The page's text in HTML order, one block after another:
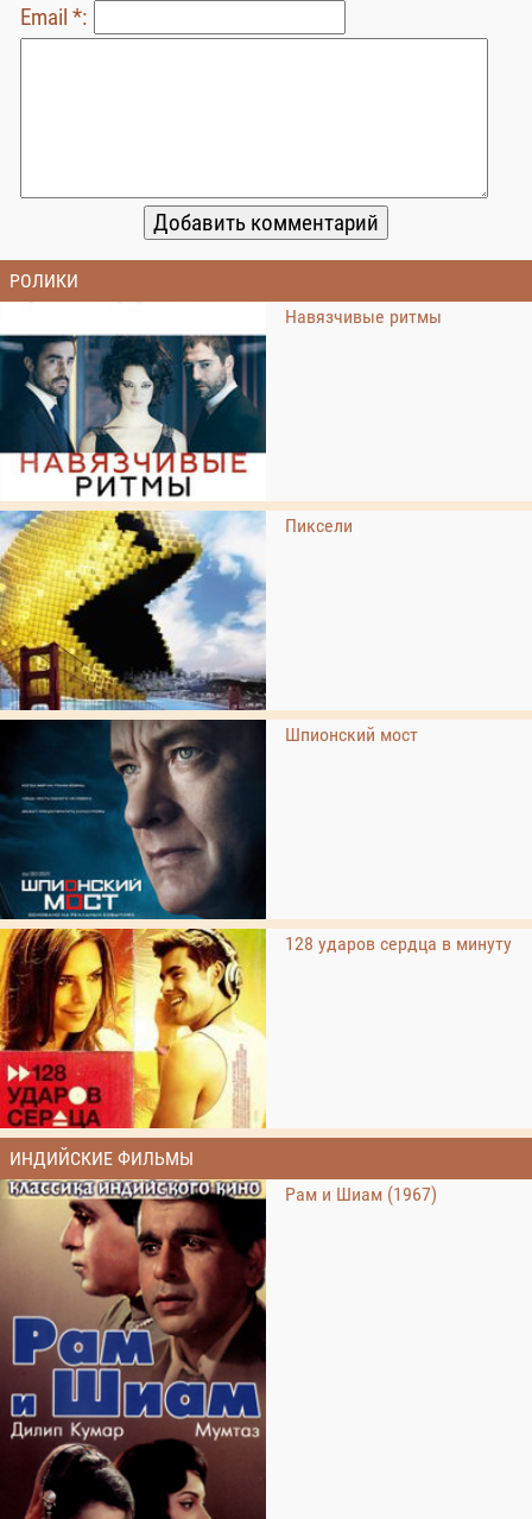
Email *:
РОЛИКИ
Навязчивые ритмы
Пиксели
Шпионский мост
128 ударов сердца в минуту
ИНДИЙСКИЕ ФИЛЬМЫ
Рам и Шиам (1967)